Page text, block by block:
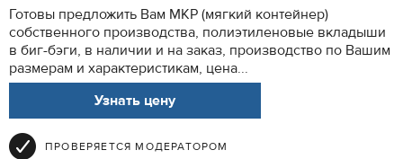
Готовы предложить Вам МКР (мягкий контейнер)
собственного производства, полиэтиленовые вкладыши
в биг-бэги, в наличии и на заказ, производство по Вашим
размерам и характеристикам, цена...
Узнать цену
ПРОВЕРЯЕТСЯ МОДЕРАТОРОМ